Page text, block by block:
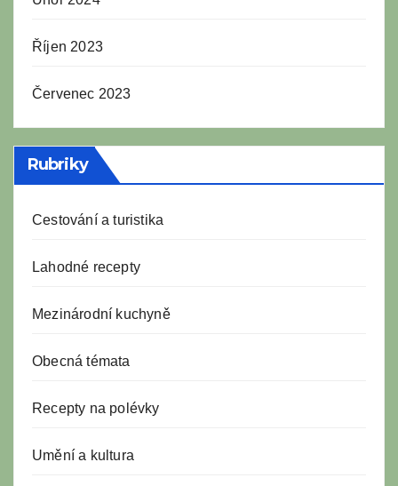
Říjen 2023
Červenec 2023
Rubriky
Cestování a turistika
Lahodné recepty
Mezinárodní kuchyně
Obecná témata
Recepty na polévky
Umění a kultura